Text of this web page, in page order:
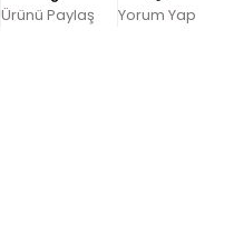
Ürünü Paylaş Yorum Yap